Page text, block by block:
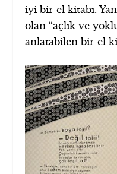
iyi bir el kitabı.
olan “açlık ve
anlatabilen bir el